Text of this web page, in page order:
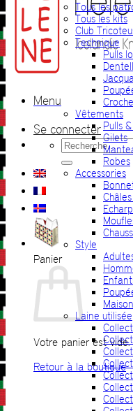
Menu
Se connecter
Recherche
pour :
Panier
Votre panier est vide.
Retour à la boutique
Tous les
Tous les kits
Club
Technique
Pulls
Vêtements
Pulls
Gilets
Robes
Accessories
Style
Laine utilisée